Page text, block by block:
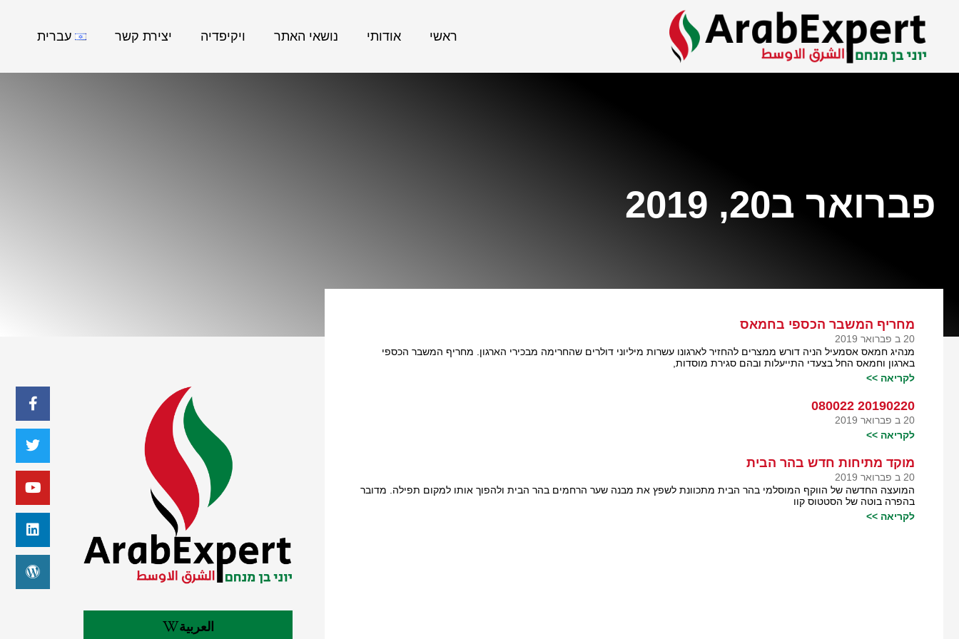
ראשי אודותי נושאי האתר ויקיפדיה יצירת קשר עברית
פברואר ב20, 2019
מחריף המשבר הכספי בחמאס
20 ב פברואר 2019
מנהיג חמאס אסמעיל הניה דורש ממצרים להחזיר לארגונו עשרות מיליוני דולרים שהחרימה מבכירי הארגון. מחריף המשבר הכספי
בארגון וחמאס החל בצעדי התייעלות ובהם סגירת מוסדות,
לקריאה >>
20190220 080022
20 ב פברואר 2019
לקריאה >>
מוקד מתיחות חדש בהר הבית
20 ב פברואר 2019
המועצה החדשה של הווקף המוסלמי בהר הבית מתכוונת לשפץ את מבנה שער הרחמים בהר הבית ולהפוך אותו למקום תפילה. מדובר
בהפרה בוטה של הסטטוס קוו
לקריאה >>
العربية